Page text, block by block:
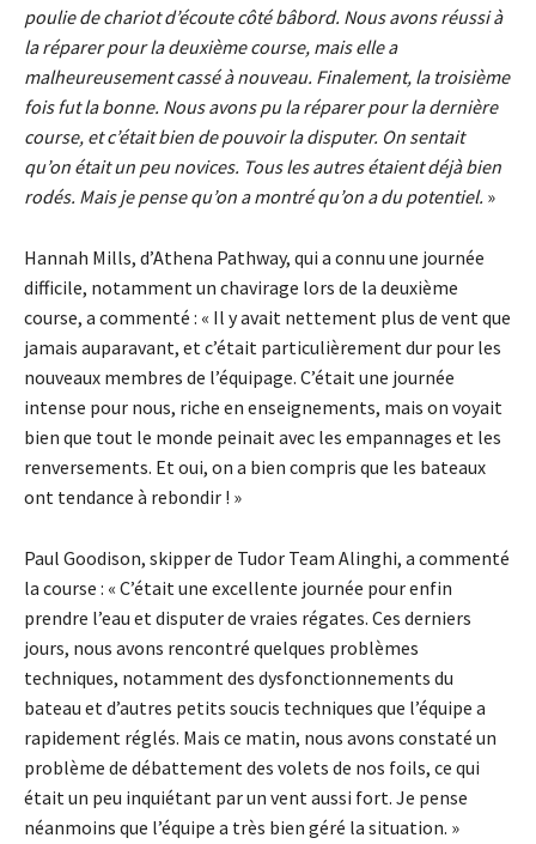
poulie de chariot d’écoute côté bâbord. Nous avons réussi à
la réparer pour la deuxième course, mais elle a
malheureusement cassé à nouveau. Finalement, la troisième
fois fut la bonne. Nous avons pu la réparer pour la dernière
course, et c’était bien de pouvoir la disputer. On sentait
qu’on était un peu novices. Tous les autres étaient déjà bien
rodés. Mais je pense qu’on a montré qu’on a du potentiel. »
Hannah Mills, d’Athena Pathway, qui a connu une journée
difficile, notamment un chavirage lors de la deuxième
course, a commenté : « Il y avait nettement plus de vent que
jamais auparavant, et c’était particulièrement dur pour les
nouveaux membres de l’équipage. C’était une journée
intense pour nous, riche en enseignements, mais on voyait
bien que tout le monde peinait avec les empannages et les
renversements. Et oui, on a bien compris que les bateaux
ont tendance à rebondir ! »
Paul Goodison, skipper de Tudor Team Alinghi, a commenté
la course : « C’était une excellente journée pour enfin
prendre l’eau et disputer de vraies régates. Ces derniers
jours, nous avons rencontré quelques problèmes
techniques, notamment des dysfonctionnements du
bateau et d’autres petits soucis techniques que l’équipe a
rapidement réglés. Mais ce matin, nous avons constaté un
problème de débattement des volets de nos foils, ce qui
était un peu inquiétant par un vent aussi fort. Je pense
néanmoins que l’équipe a très bien géré la situation. »